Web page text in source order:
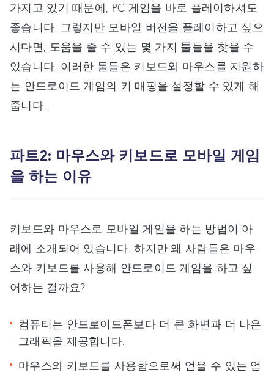
가지고 있기 때문에, PC 게임을 바로 플레이하셔도
좋습니다. 그렇지만 모바일 버전을 플레이하고 싶으
시다면, 도움을 줄 수 있는 몇 가지 툴들을 찾을 수
있습니다. 이러한 툴들은 키보드와 마우스를 지원하
는 안드로이드 게임의 키 매핑을 설정할 수 있게 해
줍니다.
파트2: 마우스와 키보드로 모바일 게임
을 하는 이유
키보드와 마우스로 모바일 게임을 하는 방법이 아
래에 소개되어 있습니다. 하지만 왜 사람들은 마우
스와 키보드를 사용해 안드로이드 게임을 하고 싶
어하는 걸까요?
컴퓨터는 안드로이드폰보다 더 큰 화면과 더 나은
그래픽을 제공합니다.
마우스와 키보드를 사용함으로써 얻을 수 있는 엄